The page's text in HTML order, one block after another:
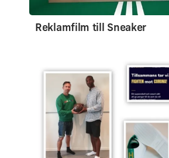
Reklamfilm till Sneaker